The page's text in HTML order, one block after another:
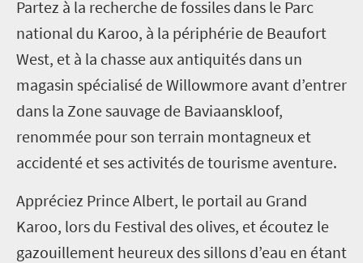
Partez à la recherche de fossiles dans le Parc
national du Karoo, à la périphérie de Beaufort
West, et à la chasse aux antiquités dans un
magasin spécialisé de Willowmore avant d’entrer
dans la Zone sauvage de Baviaanskloof,
renommée pour son terrain montagneux et
accidenté et ses activités de tourisme aventure.
Appréciez Prince Albert, le portail au Grand
Karoo, lors du Festival des olives, et écoutez le
gazouillement heureux des sillons d’eau en étant